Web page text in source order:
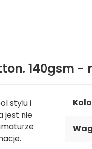
140gsm -
stylu i
jest nie